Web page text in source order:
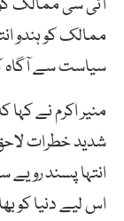
ممالک کو ہندو
سیاست سے آگاہ
منیر اکرم نے
شدید خطرات
انتہا پسند
اس لیے دنیا کو